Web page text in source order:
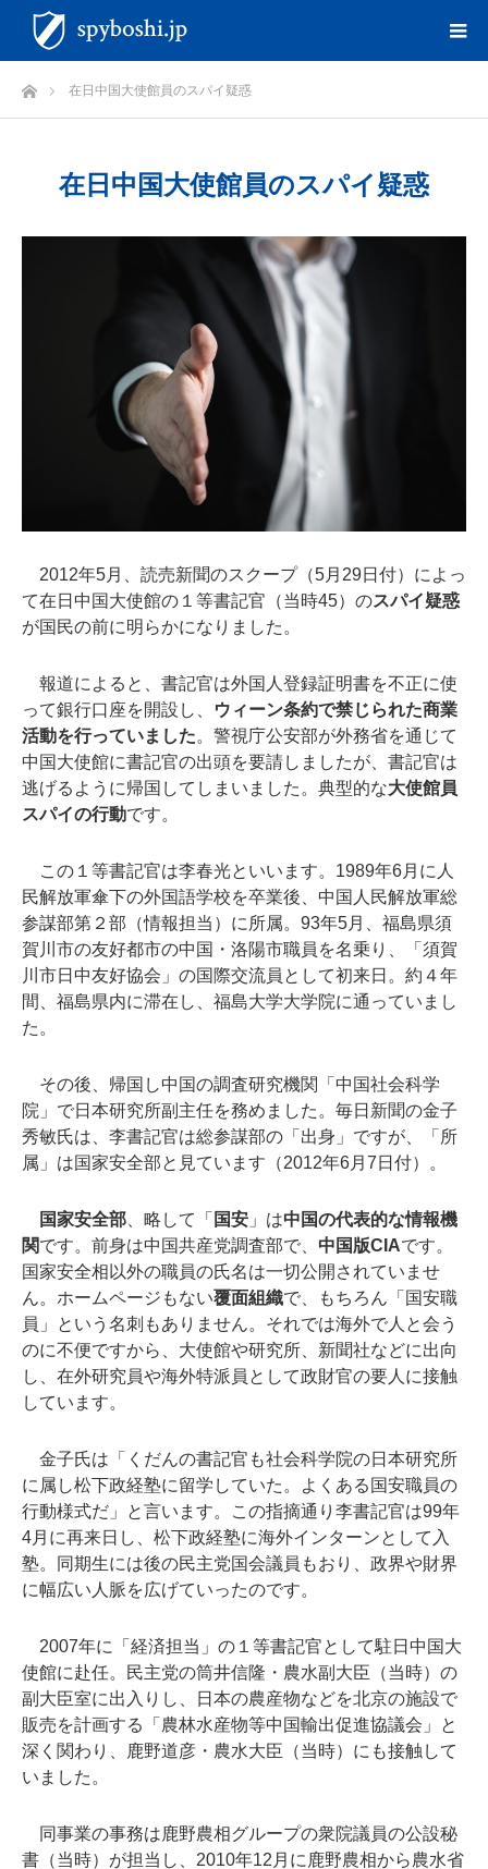
ホーム在日中国大使館員のスパイ疑惑
在日中国大使館員のスパイ疑惑
2012年5月、読売新聞のスクープ（5月29日付）によっ
て在日中国大使館の１等書記官（当時45）のスパイ疑惑
が国民の前に明らかになりました。
報道によると、書記官は外国人登録証明書を不正に使
って銀行口座を開設し、
ウィーン条約で禁じられた商業
活動を行っていました。警視庁公安部が外務省を通じて
中国大使館に書記官の出頭を要請しましたが、書記官は
逃げるように帰国してしまいました。典型的な大使館員
スパイの行動です。
この１等書記官は李春光といいます。1989年6月に人
民解放軍傘下の外国語学校を卒業後、中国人民解放軍総
参謀部第２部（情報担当）に所属。93年5月、福島県須
賀川市の友好都市の中国・洛陽市職員を名乗り、「須賀
川市日中友好協会」の国際交流員として初来日。約４年
間、福島県内に滞在し、福島大学大学院に通っていまし
た。
その後、帰国し中国の調査研究機関「中国社会科学
院」で日本研究所副主任を務めました。毎日新聞の金子
秀敏氏は、李書記官は総参謀部の「出身」ですが、「所
属」は国家安全部と見ています（2012年6月7日付）。
国家安全部、略して「 国安 」は中国の代表的な情報機
関です。前身は中国共産党調査部で、 中国版CIAです。
国家安全相以外の職員の氏名は一切公開されていませ
ん。ホームページもない覆面組織で、もちろん「国安職
員」という名刺もありません。それでは海外で人と会う
のに不便ですから、大使館や研究所、新聞社などに出向
し、在外研究員や海外特派員として政財官の要人に接触
しています。
金子氏は「くだんの書記官も社会科学院の日本研究所
に属し松下政経塾に留学していた。よくある国安職員の
行動様式だ」と言います。この指摘通り李書記官は99年
4月に再来日し、松下政経塾に海外インターンとして入
塾。同期生には後の民主党国会議員もおり、政界や財界
に幅広い人脈を広げていったのです。
2007年に「経済担当」の１等書記官として駐日中国大
使館に赴任。民主党の筒井信隆・農水副大臣（当時）の
副大臣室に出入りし、日本の農産物などを北京の施設で
販売を計画する「農林水産物等中国輸出促進協議会」と
深く関わり、鹿野道彦・農水大臣（当時）にも接触して
いました。
同事業の事務は鹿野農相グループの衆院議員の公設秘
書（当時）が担当し、2010年12月に鹿野農相から農水省